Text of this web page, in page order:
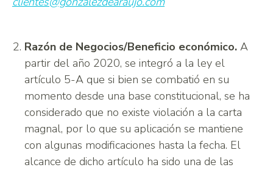
Razón de Negocios/Beneficio económico. A
partir del año 2020, se integró a la ley el
artículo 5-A que si bien se combatió en su
momento desde una base constitucional, se ha
considerado que no existe violación a la carta
magnal, por lo que su aplicación se mantiene
con algunas modificaciones hasta la fecha. El
alcance de dicho artículo ha sido una de las